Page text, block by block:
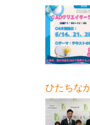
ひたちな